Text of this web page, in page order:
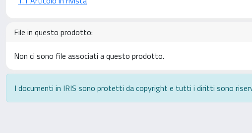
File in questo prodotto:
Non ci sono file associati a questo prodotto.
I documenti in IRIS sono protetti da copyright e tutti i diritti sono